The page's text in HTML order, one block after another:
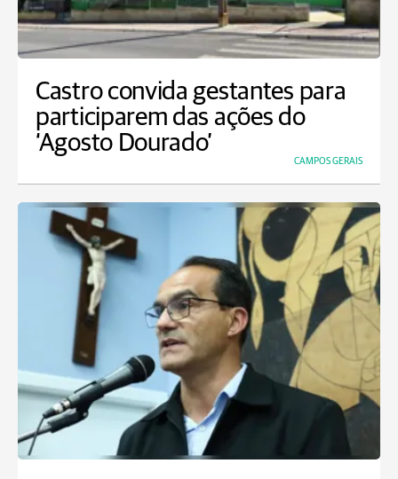
Castro convida gestantes para
participarem das ações do
‘Agosto Dourado’
CAMPOS GERAIS